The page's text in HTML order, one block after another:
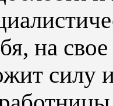
на
силу